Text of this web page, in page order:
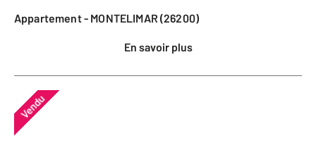
Appartement - MONTELIMAR (26200)
En savoir plus
Vendu